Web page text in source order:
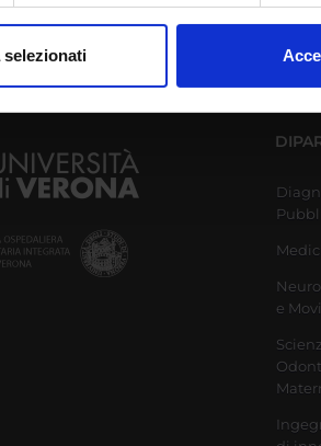
Dichiarazione sui cookie.
selezionati
e